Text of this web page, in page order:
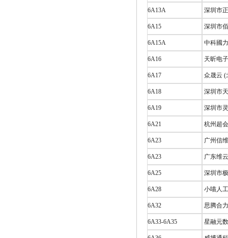
6A13A 深圳市
6A15 深圳市
6A15A 中科國
6A16 天昕电
6A17 众晟云 (
6A18 深圳市
6A19 深圳市
6A21 杭州超
6A23 广州信
6A23 广东维
6A25 深圳市
6A28 小喵人
6A32 思腾合
6A33-6A35 星融元